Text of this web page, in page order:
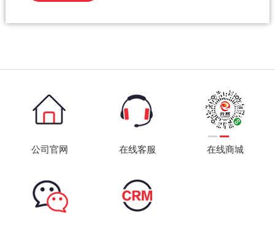
公司官网 在线客服 在线商城